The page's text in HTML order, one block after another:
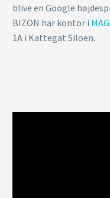
blive en Google
BIZON har kontor i
1A i Kattegat Siloen.